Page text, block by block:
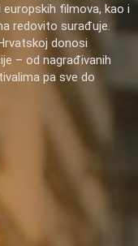
filmova, kao i
redovito surađuje.
donosi
– od nagrađivanih
pa sve do